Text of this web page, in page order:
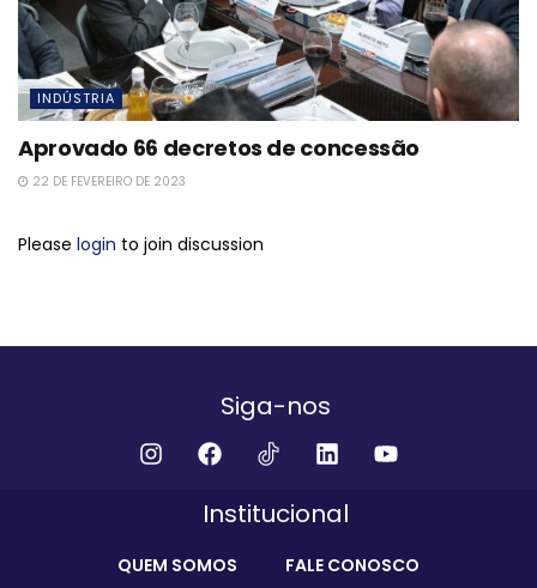
INDÚSTRIA
Aprovado 66 decretos de concessão
22 DE FEVEREIRO DE 2023
Please login to join discussion
Siga-nos
Institucional
QUEM SOMOS FALE CONOSCO